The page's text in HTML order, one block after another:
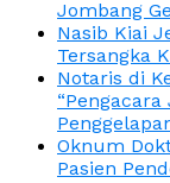
Jombang
Nasib Kiai
Tersangka
Notaris di
Oknum
Pasien